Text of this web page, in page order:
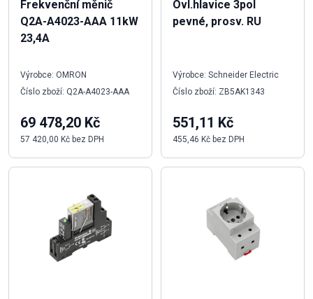
Frekvenční měnič
Q2A-A4023-AAA 11kW
23,4A
Výrobce: OMRON
Číslo zboží: Q2A-A4023-AAA
69 478,20 Kč
57 420,00 Kč bez DPH
Ovl.hlavice 3pol
pevné, prosv. RU
Výrobce: Schneider Electric
Číslo zboží: ZB5AK1343
551,11 Kč
455,46 Kč bez DPH